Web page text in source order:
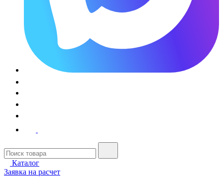
Каталог
Заявка на расчет